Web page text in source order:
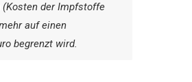
der Impfstoffe
auf einen
begrenzt wird.